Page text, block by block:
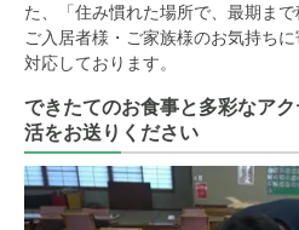
た、「住み慣れた場所で、最期ま
ご入居者様・ご家族様のお気持ち
対応しております。
できたてのお食事と多彩なア
活をお送りください